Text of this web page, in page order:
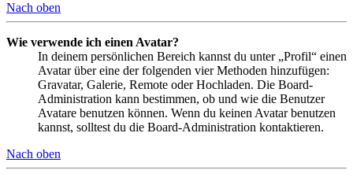
Nach oben
Wie verwende ich einen Avatar?
In deinem persönlichen Bereich kannst du unter „Profil“ einen
Avatar über eine der folgenden vier Methoden hinzufügen:
Gravatar, Galerie, Remote oder Hochladen. Die Board-
Administration kann bestimmen, ob und wie die Benutzer
Avatare benutzen können. Wenn du keinen Avatar benutzen
kannst, solltest du die Board-Administration kontaktieren.
Nach oben